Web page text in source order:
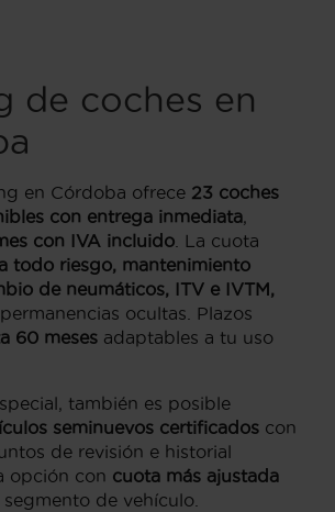
de coches en
en Córdoba ofrece 23 coches
con entrega inmediata,
con IVA incluido . La cuota
todo riesgo, mantenimiento
de neumáticos, ITV e IVTM,
ocultas. Plazos
60 meses adaptables a tu uso
también es posible
seminuevos certificados con
de revisión e historial
opción con cuota más ajustada
de vehículo.